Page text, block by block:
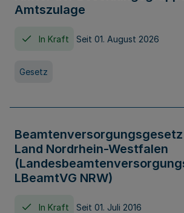
Amtszulage
In Kraft Seit 01. August 2026
Gesetz
Land Nordrhein-Westfalen
LBeamtVG NRW)
In Kraft Seit 01. Juli 2016